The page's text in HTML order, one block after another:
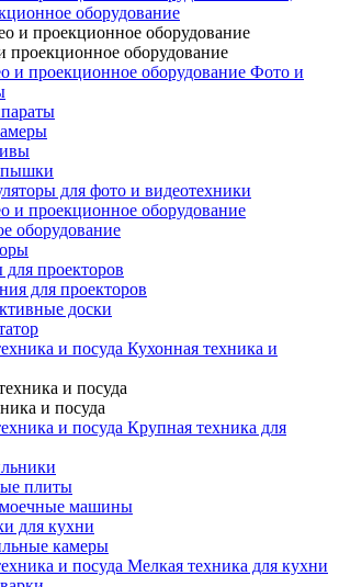
оборудование
и проекционное оборудование
проекционное оборудование
Фото и
для фото и видеотехники
оборудование
проекторов
для проекторов
доски
Кухонная техника и
и посуда
и посуда
Крупная техника для
плиты
машины
для кухни
камеры
Мелкая техника для кухни